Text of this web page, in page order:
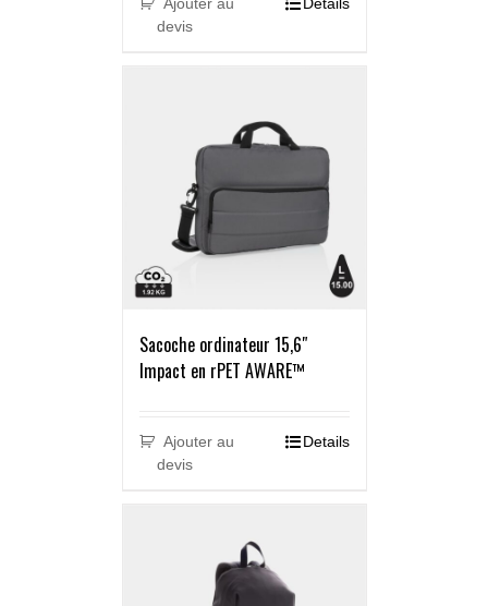
devis
Sacoche ordinateur 15,6″
Impact en rPET AWARE™
Ajouter au
devis
Details